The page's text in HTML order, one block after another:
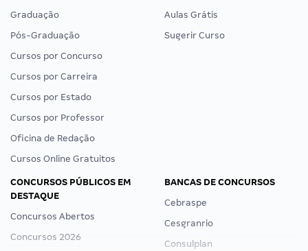
Graduação
Pós-Graduação
Cursos por Concurso
Cursos por Carreira
Cursos por Estado
Cursos por Professor
Oficina de Redação
Cursos Online Gratuitos
Aulas Grátis
Sugerir Curso
CONCURSOS PÚBLICOS EM
DESTAQUE
Concursos Abertos
Concursos 2026
BANCAS DE CONCURSOS
Cebraspe
Cesgranrio
Consulplan